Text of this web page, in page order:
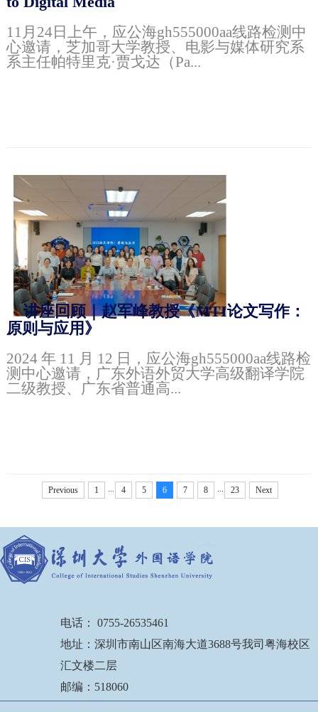
11月24日上午，应公海gh555000aa线路检测中
心邀请，芝加哥大学教授、电影与媒体研究系
系主任帕特里克·贾戈达（Pa...
讲座回顾｜赵军峰教授《MTI论文写作：
原则与应用》
2024 年 11 月 12 日，应公海gh555000aa线路检
测中心邀请，广东外语外贸大学高级翻译学院
二级教授、广东省普通高...
Previous 1 ... 4 5 6 7 8 ... 23 Next
电话： 0755-26535461
地址：深圳市南山区南海大道3688号我司粤海校区
汇文楼二层
邮编：518060